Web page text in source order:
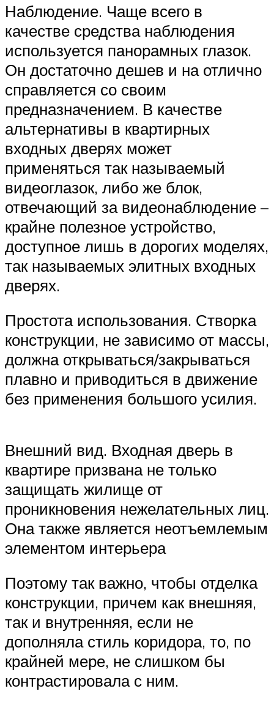
Наблюдение. Чаще всего в
качестве средства наблюдения
используется панорамных глазок.
Он достаточно дешев и на отлично
справляется со своим
предназначением. В качестве
альтернативы в квартирных
входных дверях может
применяться так называемый
видеоглазок, либо же блок,
отвечающий за видеонаблюдение –
крайне полезное устройство,
доступное лишь в дорогих моделях,
так называемых элитных входных
дверях.
Простота использования. Створка
конструкции, не зависимо от массы,
должна открываться/закрываться
плавно и приводиться в движение
без применения большого усилия.
Внешний вид. Входная дверь в
квартире призвана не только
защищать жилище от
проникновения нежелательных лиц.
Она также является неотъемлемым
элементом интерьера
Поэтому так важно, чтобы отделка
конструкции, причем как внешняя,
так и внутренняя, если не
дополняла стиль коридора, то, по
крайней мере, не слишком бы
контрастировала с ним.